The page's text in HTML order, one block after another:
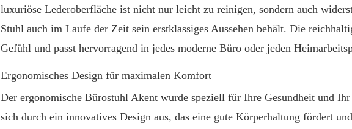
luxuriöse Lederoberfläche ist nicht nur leicht zu reinigen, sondern auch
Stuhl auch im Laufe der Zeit sein erstklassiges Aussehen behält. Die
Gefühl und passt hervorragend in jedes moderne Büro oder jeden
Ergonomisches Design für maximalen Komfort
Der ergonomische Bürostuhl Akent wurde speziell für Ihre Gesundheit und
sich durch ein innovatives Design aus, das eine gute Körperhaltung fördert